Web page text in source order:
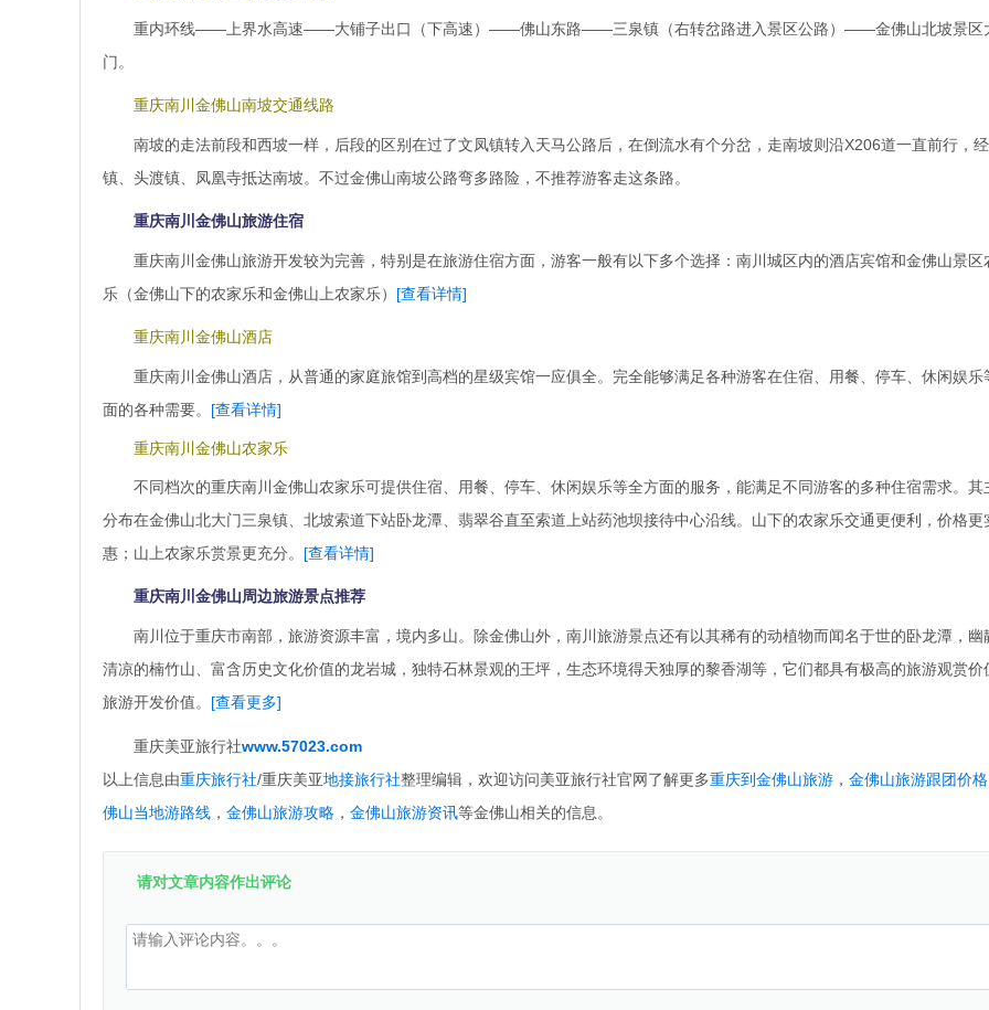
重内环线——上界水高速——大铺子出口（下高速）——佛山东路——三泉镇（右转岔路进入景区公路）——金佛山北坡景区
门。
重庆南川金佛山南坡交通线路
南坡的走法前段和西坡一样，后段的区别在过了文凤镇转入天马公路后，在倒流水有个分岔，走南坡则沿X206道一直前行，
镇、头渡镇、凤凰寺抵达南坡。不过金佛山南坡公路弯多路险，不推荐游客走这条路。
重庆南川金佛山旅游住宿
重庆南川金佛山旅游开发较为完善，特别是在旅游住宿方面，游客一般有以下多个选择：南川城区内的酒店宾馆和金佛山景区
乐（金佛山下的农家乐和金佛山上农家乐） [查看详情]
重庆南川金佛山酒店
重庆南川金佛山酒店，从普通的家庭旅馆到高档的星级宾馆一应俱全。完全能够满足各种游客在住宿、用餐、停车、休闲娱乐
面的各种需要。 [查看详情]
重庆南川金佛山农家乐
不同档次的重庆南川金佛山农家乐可提供住宿、用餐、停车、休闲娱乐等全方面的服务，能满足不同游客的多种住宿需求。其
分布在金佛山北大门三泉镇、北坡索道下站卧龙潭、翡翠谷直至索道上站药池坝接待中心沿线。山下的农家乐交通更便利，价格更
惠；山上农家乐赏景更充分。 [查看详情]
重庆南川金佛山周边旅游景点推荐
南川位于重庆市南部，旅游资源丰富，境内多山。除金佛山外，南川旅游景点还有以其稀有的动植物而闻名于世的卧龙潭，幽
清凉的楠竹山、富含历史文化价值的龙岩城，独特石林景观的王坪，生态环境得天独厚的黎香湖等，它们都具有极高的旅游观赏价
旅游开发价值。 [查看更多]
重庆美亚旅行社www.57023.com
以上信息由重庆旅行社/重庆美亚地接旅行社整理编辑，欢迎访问美亚旅行社官网了解更多重庆到金佛山旅游 ， 金佛山旅游跟团价格
佛山当地游路线 ， 金佛山旅游攻略 ， 金佛山旅游资讯等金佛山相关的信息。
请对文章内容作出评论